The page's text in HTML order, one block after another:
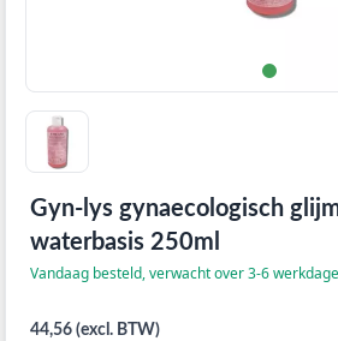
Gyn-lys gynaecologisch
waterbasis 250ml
Vandaag besteld, verwacht over 3-6
44,56 (excl. BTW)